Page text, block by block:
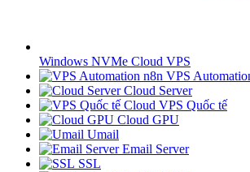
Windows NVMe Cloud VPS
VPS
Cloud Server
Cloud VPS Quốc tế
Cloud GPU
Umail
Email Server
SSL